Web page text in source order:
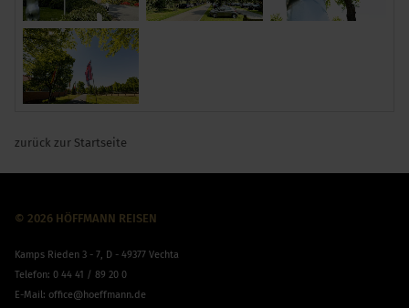
zurück zur Startseite
© 2026 HÖFFMANN REISEN
Kamps Rieden 3 - 7, D - 49377 Vechta
Telefon: 0 44 41 / 89 20 0
E-Mail: office@hoeffmann.de